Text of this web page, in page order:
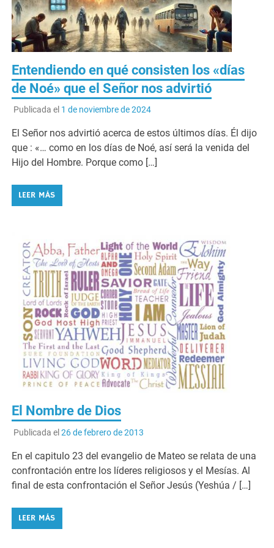
Entendiendo en qué consisten los «días
de Noé» que el Señor nos advirtió
Publicada el 1 de noviembre de 2024
El Señor nos advirtió acerca de estos últimos días. Él dijo
que : «… como en los días de Noé, así será la venida del
Hijo del Hombre. Porque como […]
LEER MÁS
El Nombre de Dios
Publicada el 26 de febrero de 2013
En el capitulo 23 del evangelio de Mateo se relata de una
confrontación entre los líderes religiosos y el Mesías. Al
final de esta confrontación el Señor Jesús (Yeshúa / […]
LEER MÁS